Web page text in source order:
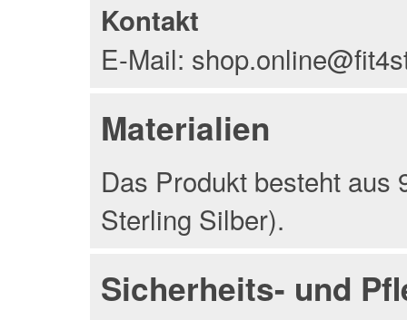
Kontakt
E-Mail:
Materialien
Das Produkt besteht aus
Sterling Silber).
Sicherheits- und